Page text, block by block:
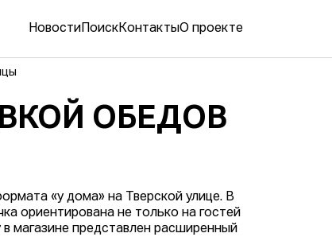
Новости ПоискКонтактыО проекте
ОБЕДОВ
«у дома» на Тверской улице. В
ориентирована не только на гостей
магазине представлен расширенный